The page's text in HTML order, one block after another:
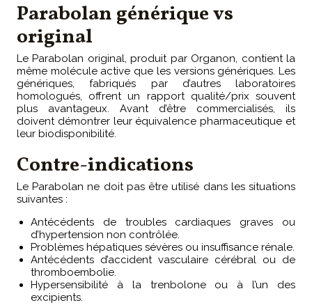
Parabolan générique vs
original
Le Parabolan original, produit par Organon, contient la
même molécule active que les versions génériques. Les
génériques, fabriqués par d’autres laboratoires
homologués, offrent un rapport qualité/prix souvent
plus avantageux. Avant d’être commercialisés, ils
doivent démontrer leur équivalence pharmaceutique et
leur biodisponibilité.
Contre-indications
Le Parabolan ne doit pas être utilisé dans les situations
suivantes :
Antécédents de troubles cardiaques graves ou
d’hypertension non contrôlée.
Problèmes hépatiques sévères ou insuffisance rénale.
Antécédents d’accident vasculaire cérébral ou de
thromboembolie.
Hypersensibilité à la trenbolone ou à l’un des
excipients.